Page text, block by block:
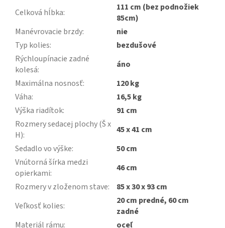
Celková hĺbka:
111 cm (bez podnožiek
85cm)
Manévrovacie brzdy:
nie
Typ kolies:
bezdušové
Rýchloupínacie zadné
kolesá:
áno
Maximálna nosnosť:
120 kg
Váha:
16,5 kg
Výška riadítok:
91 cm
Rozmery sedacej plochy (Š x
H):
45 x 41 cm
Sedadlo vo výške:
50 cm
Vnútorná šírka medzi
opierkami:
46 cm
Rozmery v zloženom stave:
85 x 30 x 93 cm
Veľkosť kolies:
20 cm predné, 60 cm
zadné
Materiál rámu:
oceľ